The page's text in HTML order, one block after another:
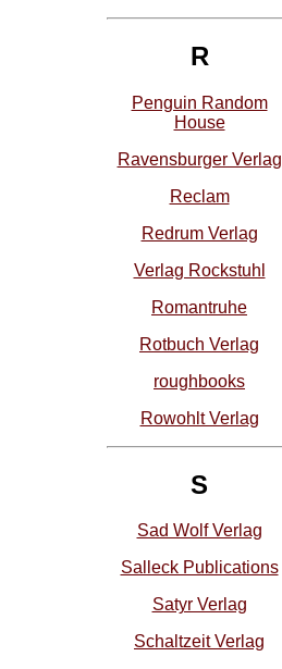
R
Penguin Random
House
Ravensburger Verlag
Reclam
Redrum Verlag
Verlag Rockstuhl
Romantruhe
Rotbuch Verlag
roughbooks
Rowohlt Verlag
S
Sad Wolf Verlag
Salleck Publications
Satyr Verlag
Schaltzeit Verlag